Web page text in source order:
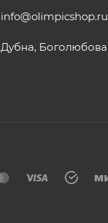
info@olimpicshop.ru
Дубна,